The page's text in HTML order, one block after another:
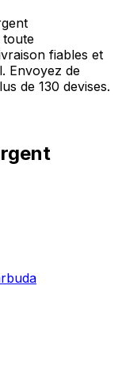
toute
fiables et
Envoyez de
de 130 devises.